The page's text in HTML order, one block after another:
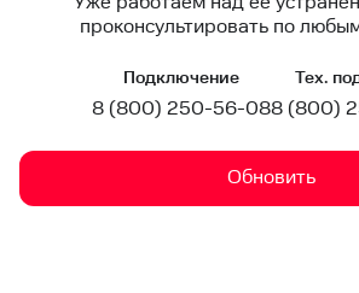
проконсультировать по
Подключение
8 (800) 250-56-08
Тех.
8 (800)
Обновить